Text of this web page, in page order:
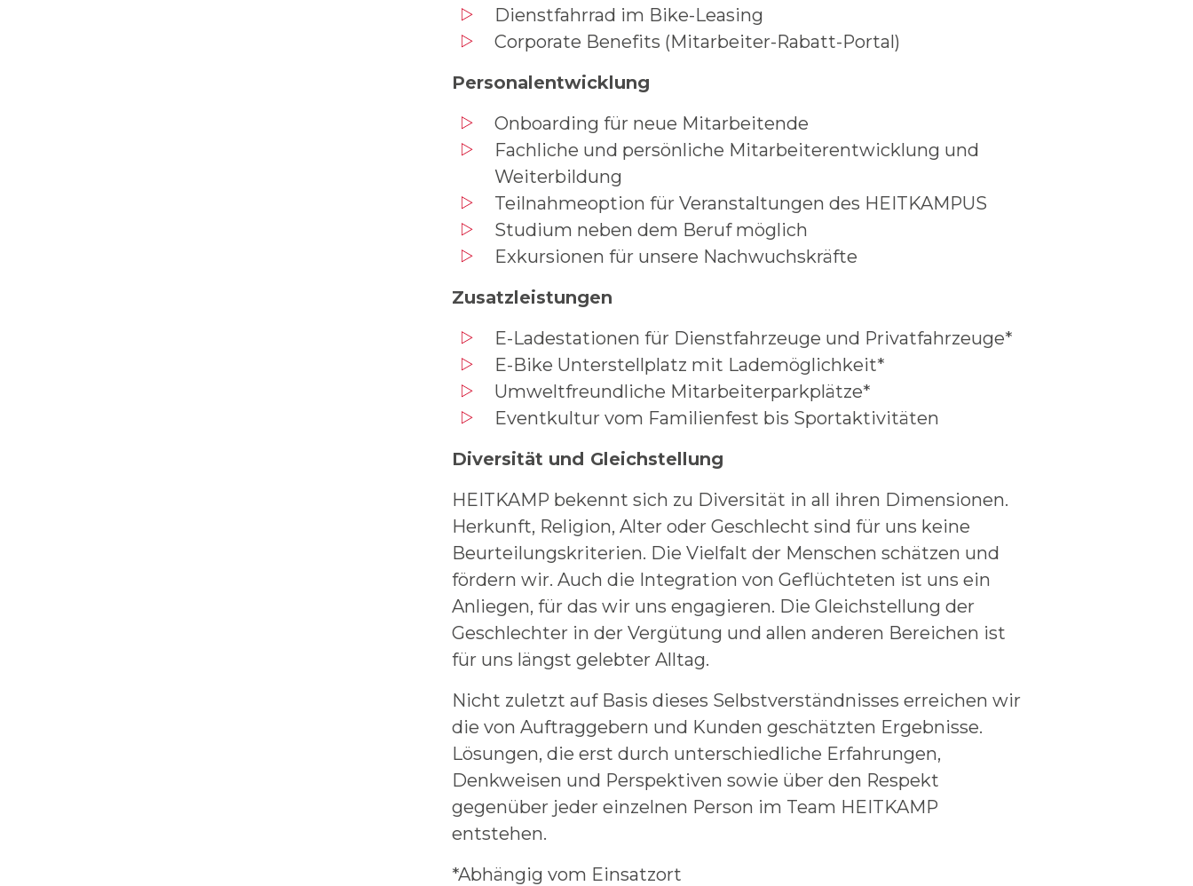
Dienstfahrrad im Bike-Leasing
Corporate Benefits (Mitarbeiter-Rabatt-Portal)
Personalentwicklung
Onboarding für neue Mitarbeitende
Fachliche und persönliche Mitarbeiterentwicklung und
Weiterbildung
Teilnahmeoption für Veranstaltungen des HEITKAMPUS
Studium neben dem Beruf möglich
Exkursionen für unsere Nachwuchskräfte
Zusatzleistungen
E-Ladestationen für Dienstfahrzeuge und Privatfahrzeuge*
E-Bike Unterstellplatz mit Lademöglichkeit*
Umweltfreundliche Mitarbeiterparkplätze*
Eventkultur vom Familienfest bis Sportaktivitäten
Diversität und Gleichstellung
HEITKAMP bekennt sich zu Diversität in all ihren Dimensionen.
Herkunft, Religion, Alter oder Geschlecht sind für uns keine
Beurteilungskriterien. Die Vielfalt der Menschen schätzen und
fördern wir. Auch die Integration von Geflüchteten ist uns ein
Anliegen, für das wir uns engagieren. Die Gleichstellung der
Geschlechter in der Vergütung und allen anderen Bereichen ist
für uns längst gelebter Alltag.
Nicht zuletzt auf Basis dieses Selbstverständnisses erreichen wir
die von Auftraggebern und Kunden geschätzten Ergebnisse.
Lösungen, die erst durch unterschiedliche Erfahrungen,
Denkweisen und Perspektiven sowie über den Respekt
gegenüber jeder einzelnen Person im Team HEITKAMP
entstehen.
*Abhängig vom Einsatzort